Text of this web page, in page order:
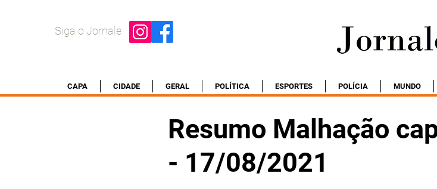
Siga o Jornale
CAPA CIDADE GERAL POLÍTICA ESPORTES POLÍCIA MUNDO
Resumo Malhação
- 17/08/2021